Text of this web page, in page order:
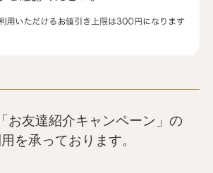
お友達紹介キャンペーン」の
を承っております。